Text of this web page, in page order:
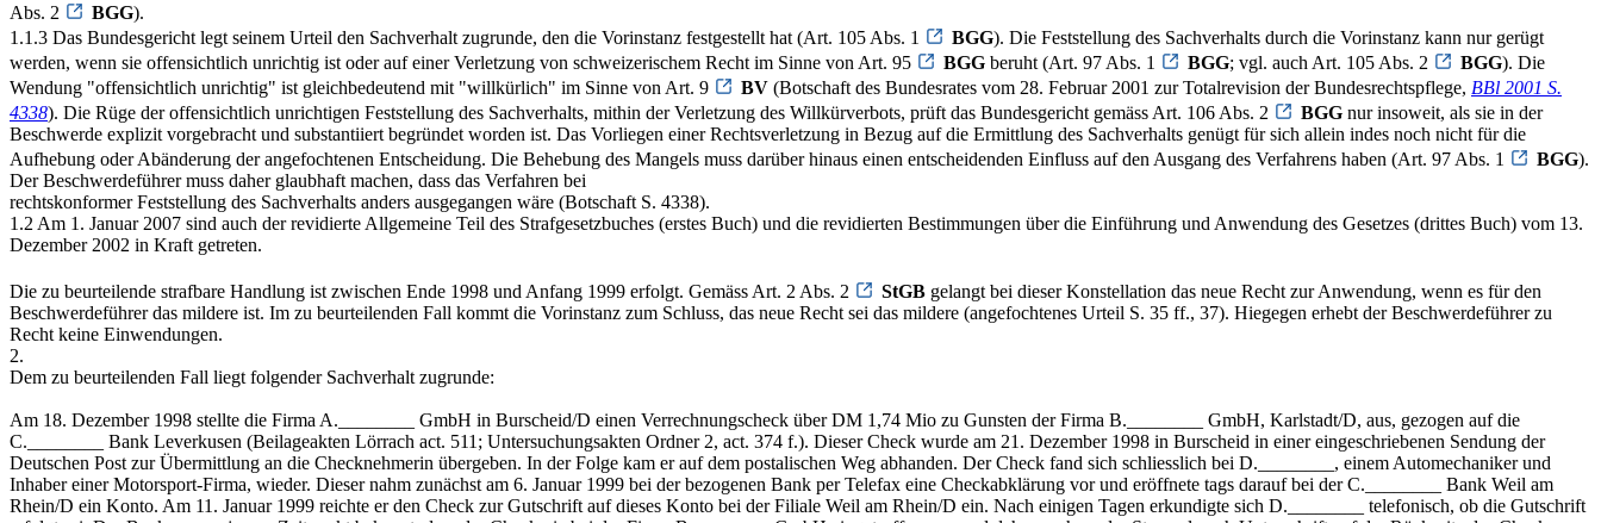
Abs. 2
BGG).
1.1.3 Das Bundesgericht legt seinem Urteil den Sachverhalt zugrunde, den die Vorinstanz festgestellt hat (Art. 105 Abs. 1
BGG). Die Feststellung des Sachverhalts durch die Vorinstanz kann nur gerügt
werden, wenn sie offensichtlich unrichtig ist oder auf einer Verletzung von schweizerischem Recht im Sinne von Art. 95
BGG beruht (Art. 97 Abs. 1 BGG; vgl. auch Art. 105 Abs. 2 BGG). Die
Wendung "offensichtlich unrichtig" ist gleichbedeutend mit "willkürlich" im Sinne von Art. 9
BV (Botschaft des Bundesrates vom 28. Februar 2001 zur Totalrevision der Bundesrechtspflege, BBl 2001 S.
4338). Die Rüge der offensichtlich unrichtigen Feststellung des Sachverhalts, mithin der Verletzung des Willkürverbots, prüft das Bundesgericht gemäss Art. 106 Abs. 2 BGG nur insoweit, als sie in der
Beschwerde explizit vorgebracht und substantiiert begründet worden ist. Das Vorliegen einer Rechtsverletzung in Bezug auf die Ermittlung des Sachverhalts genügt für sich allein indes noch nicht für die
Aufhebung oder Abänderung der angefochtenen Entscheidung. Die Behebung des Mangels muss darüber hinaus einen entscheidenden Einfluss auf den Ausgang des Verfahrens haben (Art. 97 Abs. 1
BGG).
Der Beschwerdeführer muss daher glaubhaft machen, dass das Verfahren bei
rechtskonformer Feststellung des Sachverhalts anders ausgegangen wäre (Botschaft S. 4338).
1.2 Am 1. Januar 2007 sind auch der revidierte Allgemeine Teil des Strafgesetzbuches (erstes Buch) und die revidierten Bestimmungen über die Einführung und Anwendung des Gesetzes (drittes Buch) vom 13.
Dezember 2002 in Kraft getreten.
Die zu beurteilende strafbare Handlung ist zwischen Ende 1998 und Anfang 1999 erfolgt. Gemäss Art. 2 Abs. 2 StGB gelangt bei dieser Konstellation das neue Recht zur Anwendung, wenn es für den
Beschwerdeführer das mildere ist. Im zu beurteilenden Fall kommt die Vorinstanz zum Schluss, das neue Recht sei das mildere (angefochtenes Urteil S. 35 ff., 37). Hiegegen erhebt der Beschwerdeführer zu
Recht keine Einwendungen.
2.
Dem zu beurteilenden Fall liegt folgender Sachverhalt zugrunde:
Am 18. Dezember 1998 stellte die Firma A.________ GmbH in Burscheid/D einen Verrechnungscheck über DM 1,74 Mio zu Gunsten der Firma B.________ GmbH, Karlstadt/D, aus, gezogen auf die
C.________ Bank Leverkusen (Beilageakten Lörrach act. 511; Untersuchungsakten Ordner 2, act. 374 f.). Dieser Check wurde am 21. Dezember 1998 in Burscheid in einer eingeschriebenen Sendung der
Deutschen Post zur Übermittlung an die Checknehmerin übergeben. In der Folge kam er auf dem postalischen Weg abhanden. Der Check fand sich schliesslich bei D.________, einem Automechaniker und
Inhaber einer Motorsport-Firma, wieder. Dieser nahm zunächst am 6. Januar 1999 bei der bezogenen Bank per Telefax eine Checkabklärung vor und eröffnete tags darauf bei der C.________ Bank Weil am
Rhein/D ein Konto. Am 11. Januar 1999 reichte er den Check zur Gutschrift auf dieses Konto bei der Filiale Weil am Rhein/D ein. Nach einigen Tagen erkundigte sich D.________ telefonisch, ob die Gutschrift